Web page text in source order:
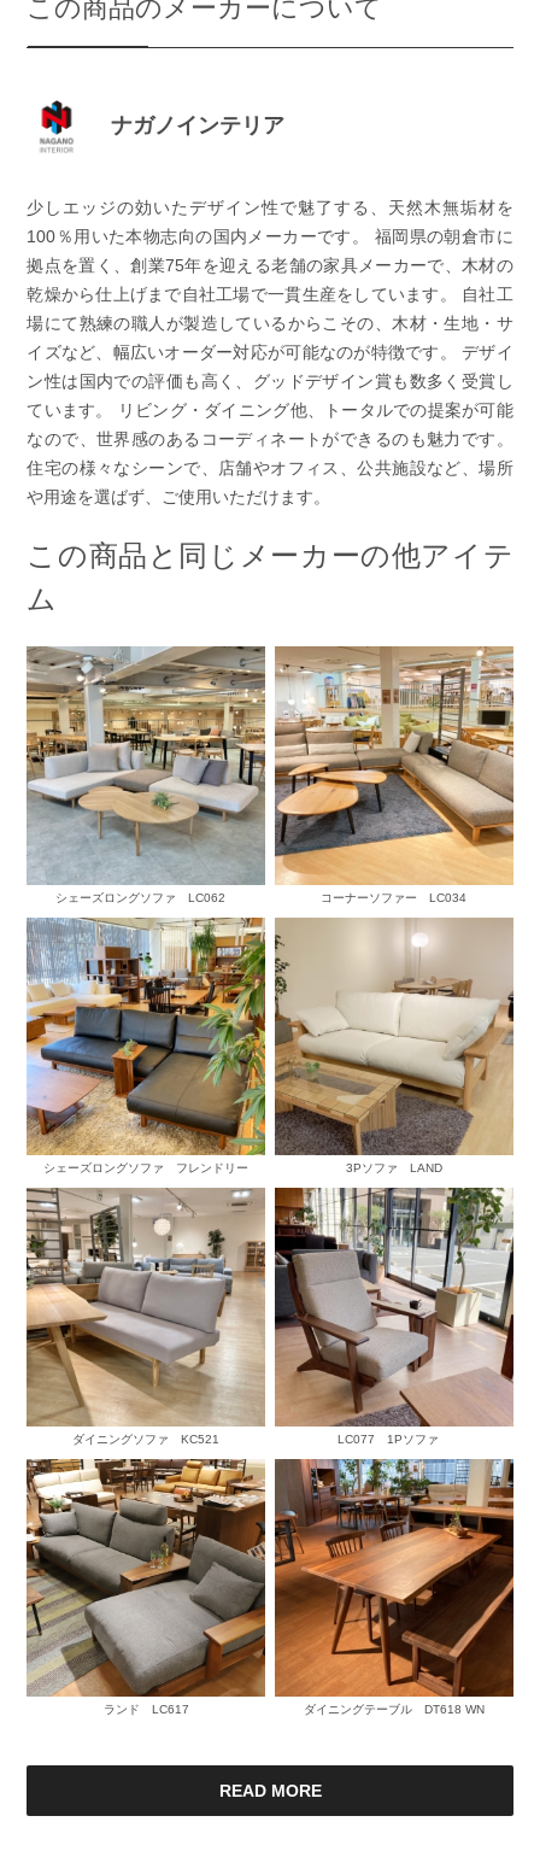
この商品のメーカーについて
ナガノインテリア
少しエッジの効いたデザイン性で魅了する、天然木無垢材を
100％用いた本物志向の国内メーカーです。 福岡県の朝倉市に
拠点を置く、創業75年を迎える老舗の家具メーカーで、木材の
乾燥から仕上げまで自社工場で一貫生産をしています。 自社工
場にて熟練の職人が製造しているからこその、木材・生地・サ
イズなど、幅広いオーダー対応が可能なのが特徴です。 デザイ
ン性は国内での評価も高く、グッドデザイン賞も数多く受賞し
ています。 リビング・ダイニング他、トータルでの提案が可能
なので、世界感のあるコーディネートができるのも魅力です。
住宅の様々なシーンで、店舗やオフィス、公共施設など、場所
や用途を選ばず、ご使用いただけます。
この商品と同じメーカーの他アイテ
ム
シェーズロングソファ LC062 コーナーソファー LC034
シェーズロングソファ フレンドリー 3Pソファ LAND
ダイニングソファ KC521 LC077 1Pソファ
ランド LC617 ダイニングテーブル DT618 WN
READ MORE